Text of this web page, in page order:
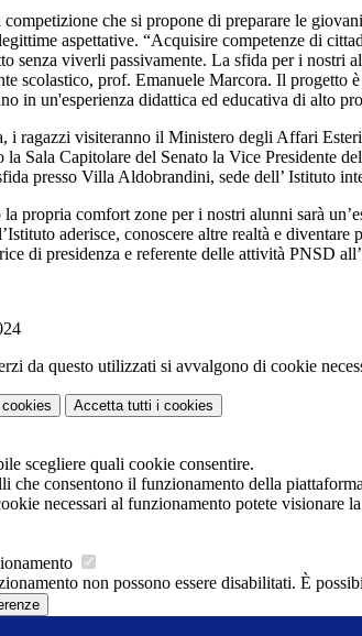
che si propone di preparare le
aspettative. “Acquisire competenze di
senza viverli passivamente. La sfida per i
scolastico, prof. Emanuele Marcora. Il
in un'esperienza didattica ed educativa di alto
i ragazzi visiteranno il Ministero degli Affari
la Sala Capitolare del Senato la Vice Presidente
presso Villa Aldobrandini, sede dell’ Istituto
propria comfort zone per i nostri alunni sarà
aderisce, conoscere altre realtà e
di presidenza e referente delle attività PNSD
da questo utilizzati si avvalgono di cookie
Accetta tutti i cookies
scegliere quali cookie consentire.
che consentono il funzionamento della
necessari al funzionamento potete visionare la
non possono essere disabilitati. È